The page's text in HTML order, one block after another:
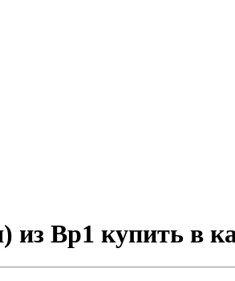
из Вр1 купить в